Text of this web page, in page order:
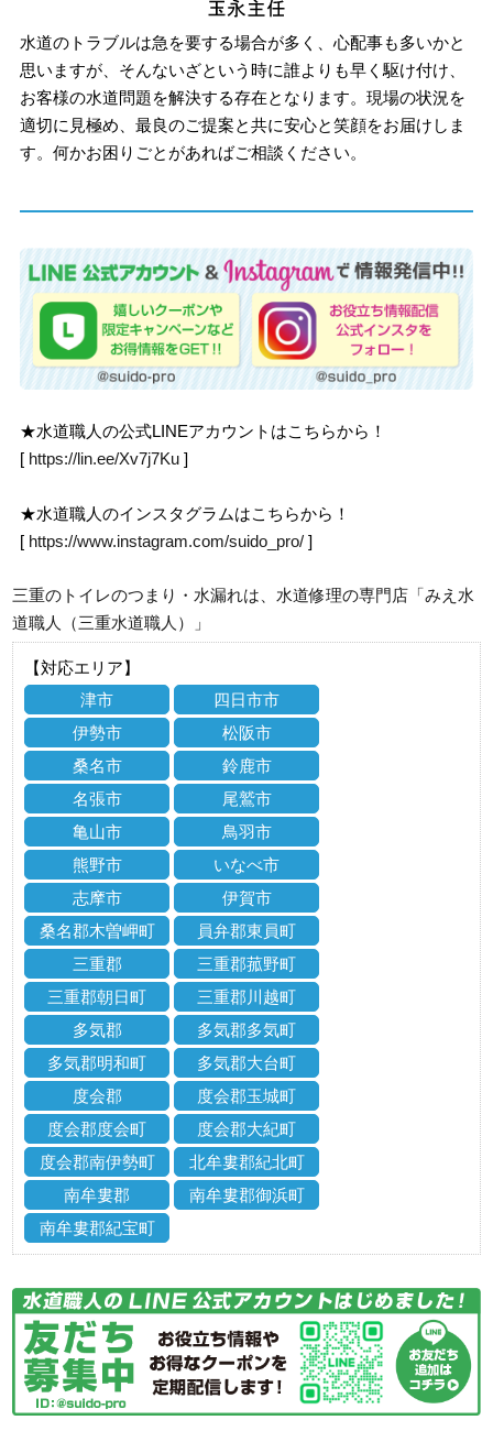
水道のトラブルは急を要する場合が多く、心配事も多いかと
思いますが、そんないざという時に誰よりも早く駆け付け、
お客様の水道問題を解決する存在となります。現場の状況を
適切に見極め、最良のご提案と共に安心と笑顔をお届けしま
す。何かお困りごとがあればご相談ください。
★水道職人の公式LINEアカウントはこちらから！
[ https://lin.ee/Xv7j7Ku ]
★水道職人のインスタグラムはこちらから！
[ https://www.instagram.com/suido_pro/ ]
三重のトイレのつまり・水漏れは、水道修理の専門店「みえ水
道職人（三重水道職人）」
【対応エリア】
津市
四日市市
伊勢市
松阪市
桑名市
鈴鹿市
名張市
尾鷲市
亀山市
鳥羽市
熊野市
いなべ市
志摩市
伊賀市
桑名郡木曽岬町
員弁郡東員町
三重郡
三重郡菰野町
三重郡朝日町
三重郡川越町
多気郡
多気郡多気町
多気郡明和町
多気郡大台町
度会郡
度会郡玉城町
度会郡度会町
度会郡大紀町
度会郡南伊勢町
北牟婁郡紀北町
南牟婁郡
南牟婁郡御浜町
南牟婁郡紀宝町